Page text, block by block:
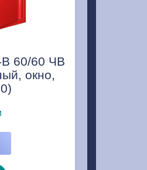
60/60 ЧВ
окно,